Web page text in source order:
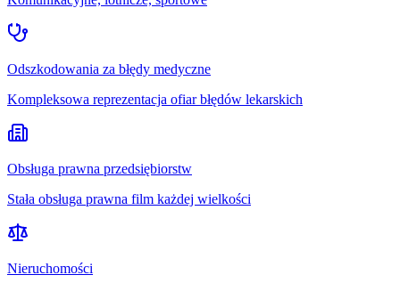
Odszkodowania za błędy medyczne
Kompleksowa reprezentacja ofiar błędów lekarskich
Obsługa prawna przedsiębiorstw
Stała obsługa prawna film każdej wielkości
Nieruchomości